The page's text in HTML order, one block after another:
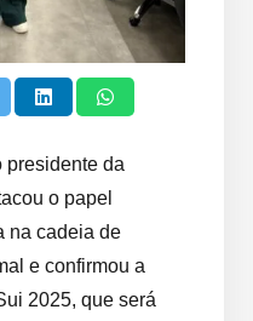
presidente da
o papel
na cadeia de
e confirmou a
2025, que será